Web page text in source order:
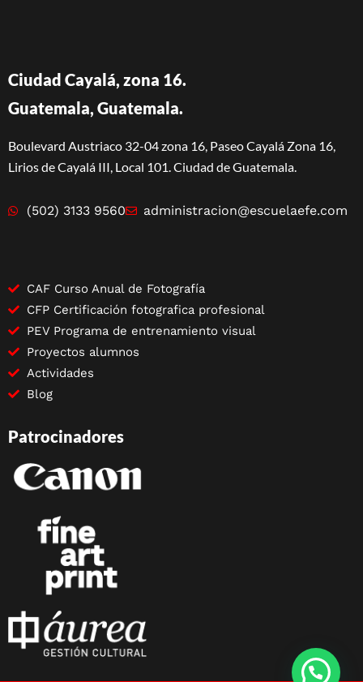
Ciudad Cayalá, zona 16.
Guatemala, Guatemala.
Boulevard Austriaco 32-04 zona 16, Paseo Cayalá Zona 16,
Lirios de Cayalá III, Local 101. Ciudad de Guatemala.
(502) 3133 9560 administracion@escuelaefe.com
CAF Curso Anual de Fotografía
CFP Certificación fotografica profesional
PEV Programa de entrenamiento visual
Proyectos alumnos
Actividades
Blog
Patrocinadores